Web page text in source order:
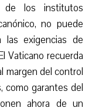
de los institutos
no puede
exigencias de
Vaticano recuerda
margen del control
como garantes del
ahora de un